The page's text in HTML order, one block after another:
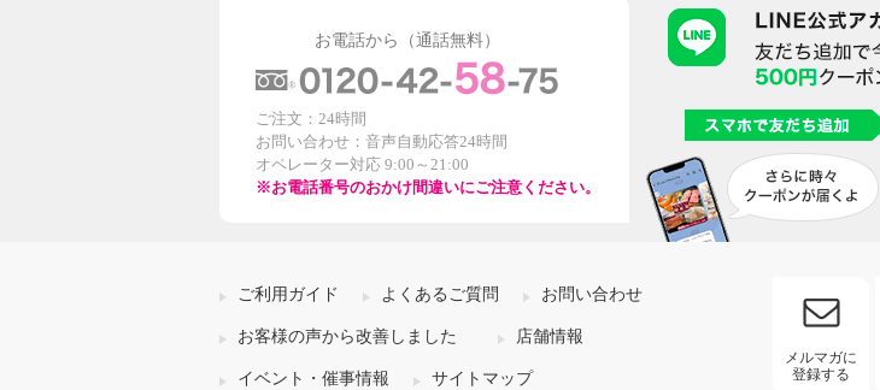
お電話から（通話無料）
ご注文：24時間
お問い合わせ：音声自動応答24時間
オペレーター対応 9:00～21:00
※お電話番号のおかけ間違いにご注意ください。
ご利用ガイド よくあるご質問 お問い合わせ
お客様の声から改善しました 店舗情報
イベント・催事情報 サイトマップ
メルマガに
登録する